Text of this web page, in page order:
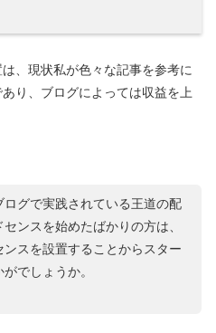
、現状私が色々な記事を参考に
り、ブログによっては収益を上
ログで実践されている王道の配
ンスを始めたばかりの方は、
ンスを設置することからスター
でしょうか。